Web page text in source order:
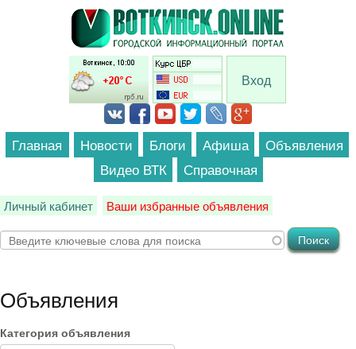
Перейти к основному содержанию
Вход
Главная Новости Блоги Афиша
Объявления
Видео ВТК
Справочная
Личный кабинет Ваши избранные объявления
Объявления
Категория объявления